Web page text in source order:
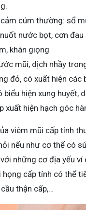
cúm thường: sổ
nước bọt, cơn
khàn giọng
mũi, dịch nhầy
đỏ, có xuất hiện
biểu hiện xung huyết,
xuất hiện hạch góc
viêm mũi cấp tính
nếu như cơ thể có
những cơ địa yếu
cấp tính có thể
thận cấp,…